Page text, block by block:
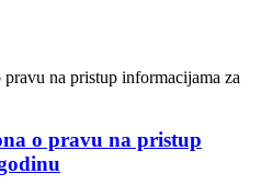
o pravu na pristup